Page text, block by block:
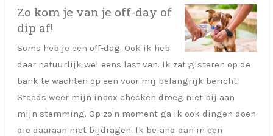
Zo kom je van je off-day of
dip af!
Soms heb je een off-dag. Ook ik heb
daar natuurlijk wel eens last van. Ik zat gisteren op de
bank te wachten op een voor mij belangrijk bericht.
Steeds weer mijn inbox checken droeg niet bij aan
mijn stemming. Op zo'n moment ga ik ook dingen doen
die daaraan niet bijdragen. Ik beland dan in een